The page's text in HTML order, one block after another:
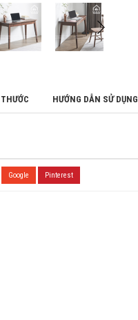
HƯỚNG DẪN SỬ DỤNG
Google Pinterest